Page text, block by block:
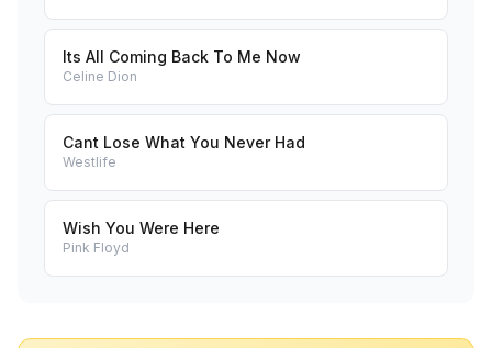
Its All Coming Back To Me Now
Celine Dion
Cant Lose What You Never Had
Westlife
Wish You Were Here
Pink Floyd